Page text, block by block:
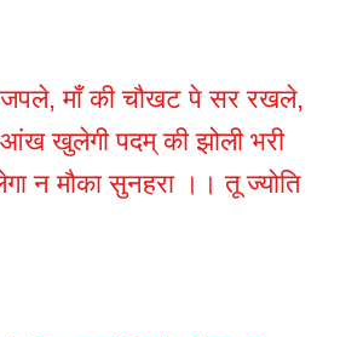
जपले, माँ की चौखट पे सर रखले,
खुलेगी पदम् की झोली भरी
न मौका सुनहरा ।। तू ज्योति